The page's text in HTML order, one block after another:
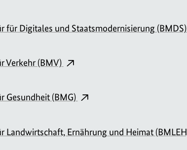
für Digitales und Staatsmodernisierung
Verkehr (BMV)
Gesundheit (BMG)
Landwirtschaft, Ernährung und Heimat